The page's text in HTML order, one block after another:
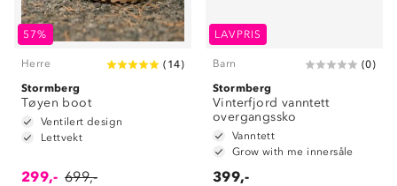
57%
Herre ( 14)
Stormberg
Tøyen boot
Ventilert design
Lettvekt
299,- 699,-
LAVPRIS
Barn (0)
Stormberg
Vinterfjord vanntett
overgangssko
Vanntett
Grow with me innersåle
399,-